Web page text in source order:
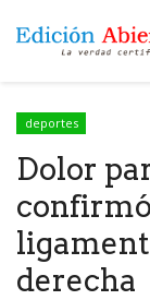
deportes
Dolor
derecha